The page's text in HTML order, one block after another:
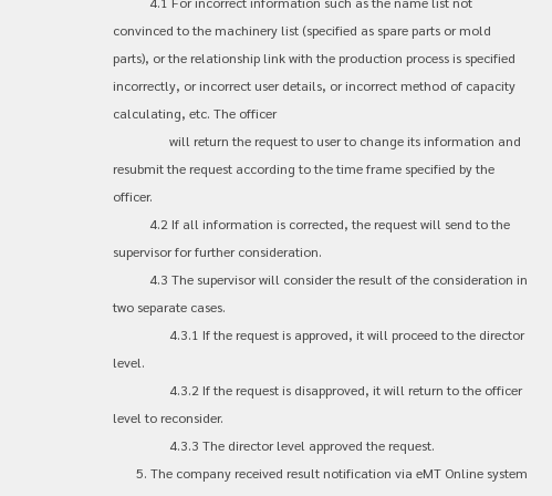
convinced to the machinery list (specified as spare parts or mold
parts), or the relationship link with the production process is specified
incorrectly, or incorrect user details, or incorrect method of capacity
calculating, etc. The officer
will return the request to user to change its information and
resubmit the request according to the time frame specified by the
officer.
4.2 If all information is corrected, the request will send to the
supervisor for further consideration.
4.3 The supervisor will consider the result of the consideration in
two separate cases.
4.3.1 If the request is approved, it will proceed to the director
level.
4.3.2 If the request is disapproved, it will return to the officer
level to reconsider.
4.3.3 The director level approved the request.
5. The company received result notification via eMT Online system